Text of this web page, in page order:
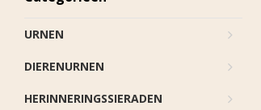
URNEN
DIERENURNEN
HERINNERINGSSIERADEN